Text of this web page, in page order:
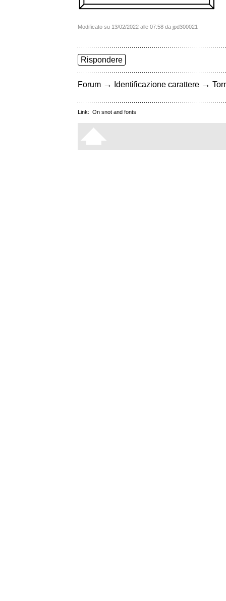
Modificato su 13/02/2022 alle 07:58 da jpd300021
Rispondere
Forum → Identificazione carattere →
Link: On snot and fonts